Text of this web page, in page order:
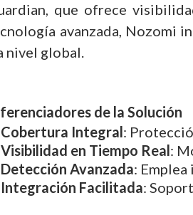
que ofrece
avanzada, Nozomi
nivel global.
de la Solución
Cobertura Integral:
Visibilidad en Tiempo Real:
Detección Avanzada:
Integración Facilitada: